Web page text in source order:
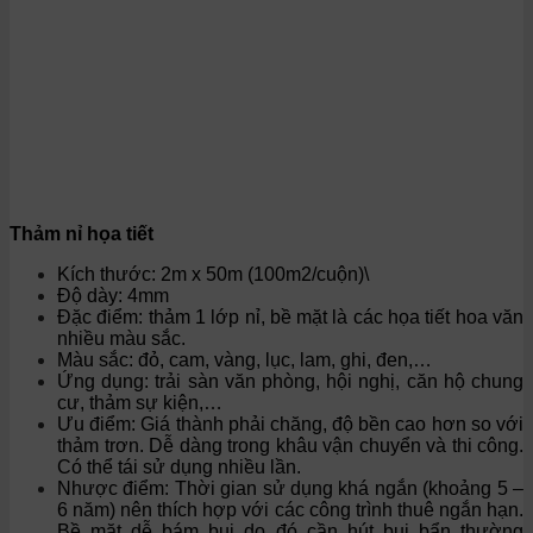
Thảm nỉ họa tiết
Kích thước: 2m x 50m (100m2/cuộn)\
Độ dày: 4mm
Đặc điểm: thảm 1 lớp nỉ, bề mặt là các họa tiết hoa văn
nhiều màu sắc.
Màu sắc: đỏ, cam, vàng, lục, lam, ghi, đen,…
Ứng dụng: trải sàn văn phòng, hội nghị, căn hộ chung
cư, thảm sự kiện,…
Ưu điểm: Giá thành phải chăng, độ bền cao hơn so với
thảm trơn. Dễ dàng trong khâu vận chuyển và thi công.
Có thể tái sử dụng nhiều lần.
Nhược điểm: Thời gian sử dụng khá ngắn (khoảng 5 –
6 năm) nên thích hợp với các công trình thuê ngắn hạn.